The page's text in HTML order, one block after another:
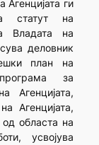
Агенцијата ги
статут на
Владата на
деловник
план на
за
Агенцијата,
Агенцијата,
областа на
усвојува